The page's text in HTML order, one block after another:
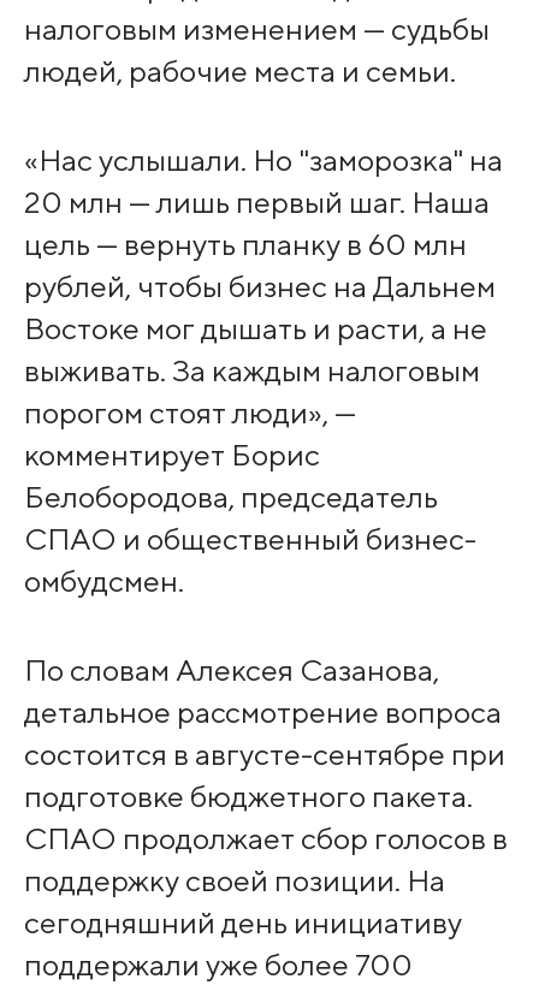
налоговым изменением — судьбы
людей, рабочие места и семьи.
«Нас услышали. Но "заморозка" на
20 млн — лишь первый шаг. Наша
цель — вернуть планку в 60 млн
рублей, чтобы бизнес на Дальнем
Востоке мог дышать и расти, а не
выживать. За каждым налоговым
порогом стоят люди», —
комментирует Борис
Белобородова, председатель
СПАО и общественный бизнес-
омбудсмен.
По словам Алексея Сазанова,
детальное рассмотрение вопроса
состоится в августе-сентябре при
подготовке бюджетного пакета.
СПАО продолжает сбор голосов в
поддержку своей позиции. На
сегодняшний день инициативу
поддержали уже более 700